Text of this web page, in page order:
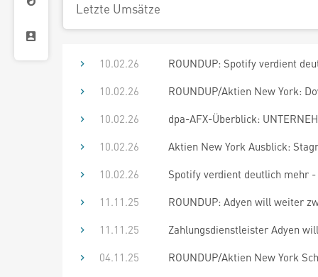
Letzte Umsätze
10.02.26
ROUNDUP: Spotify verdient
10.02.26
ROUNDUP/Aktien New York:
10.02.26
dpa-AFX-Überblick:
10.02.26
Aktien New York Ausblick:
10.02.26
Spotify verdient deutlich mehr
11.11.25
ROUNDUP: Adyen will weiter
11.11.25
Zahlungsdienstleister Adyen
04.11.25
ROUNDUP/Aktien New York